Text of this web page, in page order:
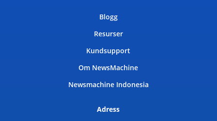
Blogg
Resurser
Kundsupport
Om NewsMachine
Newsmachine Indonesia
Adress